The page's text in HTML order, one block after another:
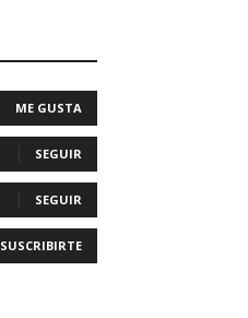
ME GUSTA
SEGUIR
SEGUIR
SUSCRIBIRTE